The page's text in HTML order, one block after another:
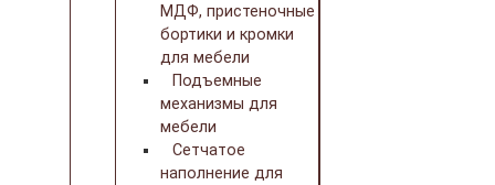
МДФ, пристеночные
бортики и кромки
для мебели
Подъемные
механизмы для
мебели
Сетчатое
наполнение для